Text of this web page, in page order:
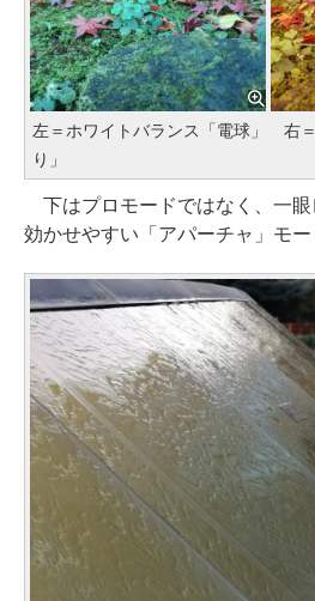
左＝ホワイトバランス「電球」 右
り」
下はプロモードではなく、一眼
効かせやすい「アパーチャ」モー